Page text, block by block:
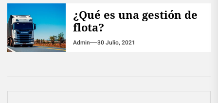
¿Qué es una gestión de
flota?
Admin 30 Julio, 2021